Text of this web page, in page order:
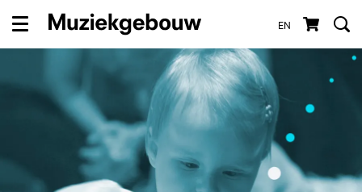
EN
Menu